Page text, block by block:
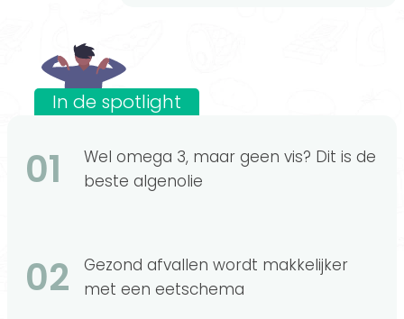
In de spotlight
01
Wel omega 3, maar geen vis? Dit is de
beste algenolie
02
Gezond afvallen wordt makkelijker
met een eetschema